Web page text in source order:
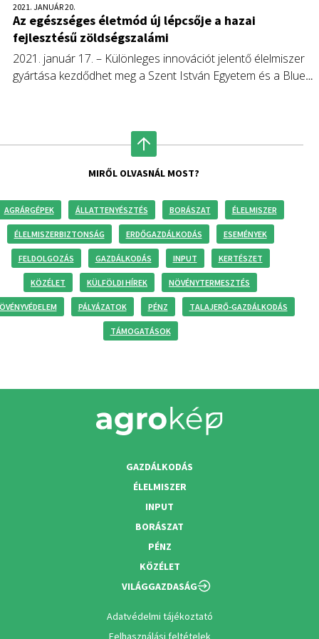
2021. JANUÁR 20.
Az egészséges életmód új lépcsője a hazai
fejlesztésű zöldségszalámi
2021. január 17. – Különleges innovációt jelentő élelmiszer
gyártása kezdődhet meg a Szent István Egyetem és a Blue
MIRŐL OLVASNÁL MOST?
AGRÁRGÉPEK ÁLLATTENYÉSZTÉS BORÁSZAT ÉLELMISZER
ÉLELMISZERBIZTONSÁG ERDŐGAZDÁLKODÁS ESEMÉNYEK
FELDOLGOZÁS GAZDÁLKODÁS INPUT KERTÉSZET
KÖZÉLET KÜLFÖLDI HÍREK NÖVÉNYTERMESZTÉS
PÁLYÁZATOK PÉNZ TALAJERŐ-GAZDÁLKODÁS
TÁMOGATÁSOK
GAZDÁLKODÁS
ÉLELMISZER
INPUT
BORÁSZAT
PÉNZ
KÖZÉLET
VILÁGGAZDASÁG
Adatvédelmi tájékoztató
Felhasználási feltételek